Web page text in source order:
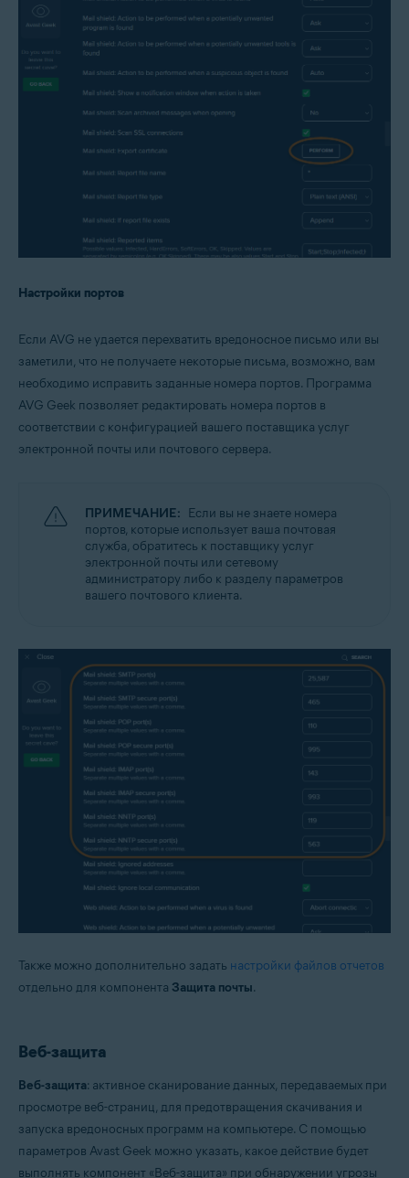
Настройки портов
Если AVG не удается перехватить вредоносное письмо или вы
заметили, что не получаете некоторые письма, возможно, вам
необходимо исправить заданные номера портов. Программа
AVG Geek позволяет редактировать номера портов в
соответствии с конфигурацией вашего поставщика услуг
электронной почты или почтового сервера.
ПРИМЕЧАНИЕ: Если вы не знаете номера
портов, которые использует ваша почтовая
служба, обратитесь к поставщику услуг
электронной почты или сетевому
администратору либо к разделу параметров
вашего почтового клиента.
Также можно дополнительно задать настройки файлов отчетов
отдельно для компонента Защита почты.
Веб-защита
Веб-защита: активное сканирование данных, передаваемых при
просмотре веб-страниц, для предотвращения скачивания и
запуска вредоносных программ на компьютере. С помощью
параметров Avast Geek можно указать, какое действие будет
выполнять компонент «Веб-защита» при обнаружении угрозы